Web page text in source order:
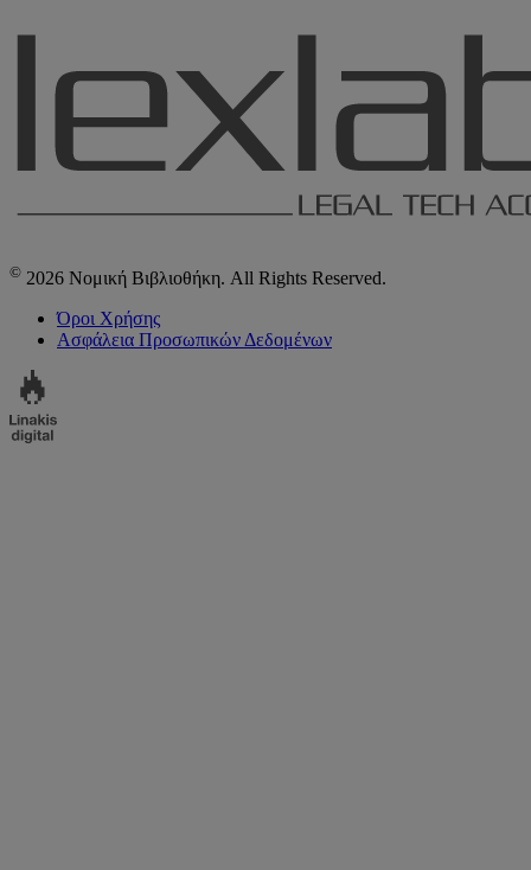
© 2026 Νομική Βιβλιοθήκη. All Rights Reserved.
Όροι Χρήσης
Ασφάλεια Προσωπικών Δεδομένων